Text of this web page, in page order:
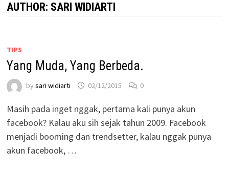
AUTHOR: SARI WIDIARTI
TIPS
Yang Muda, Yang Berbeda.
by sari widiarti 02/12/2015 0
Masih pada inget nggak, pertama kali punya akun
facebook? Kalau aku sih sejak tahun 2009. Facebook
menjadi booming dan trendsetter, kalau nggak punya
akun facebook, …